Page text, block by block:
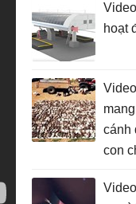
hoạt
cánh
con